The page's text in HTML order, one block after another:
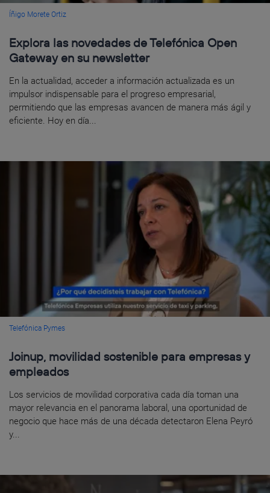
Íñigo Morete Ortiz
Explora las novedades de Telefónica Open
Gateway en su newsletter
En la actualidad, acceder a información actualizada es un
impulsor indispensable para el progreso empresarial,
permitiendo que las empresas avancen de manera más ágil y
eficiente. Hoy en día...
Telefónica Pymes
Joinup, movilidad sostenible para empresas y
empleados
Los servicios de movilidad corporativa cada día toman una
mayor relevancia en el panorama laboral, una oportunidad de
negocio que hace más de una década detectaron Elena Peyró
y...